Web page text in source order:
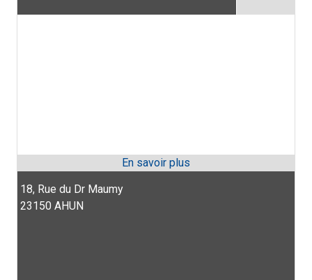
18, Rue du Dr Maumy
23150 AHUN